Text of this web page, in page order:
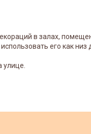
в залах,
его как
улице.